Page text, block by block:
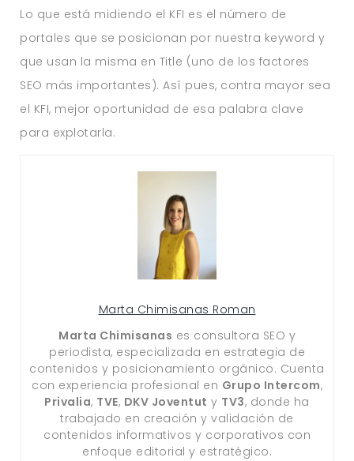
Lo que está midiendo el KFI es el número de
portales que se posicionan por nuestra keyword y
que usan la misma en Title (uno de los factores
SEO más importantes). Así pues, contra mayor sea
el KFI, mejor oportunidad de esa palabra clave
para explotarla.
Marta Chimisanas Roman
Marta Chimisanas es consultora SEO y
periodista, especializada en estrategia de
contenidos y posicionamiento orgánico. Cuenta
con experiencia profesional en Grupo Intercom,
Privalia, TVE, DKV Joventut y TV3, donde ha
trabajado en creación y validación de
contenidos informativos y corporativos con
enfoque editorial y estratégico.